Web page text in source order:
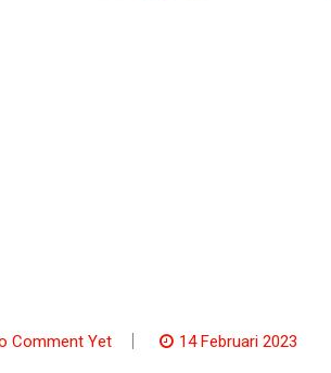
Comment Yet 14 Februari 2023